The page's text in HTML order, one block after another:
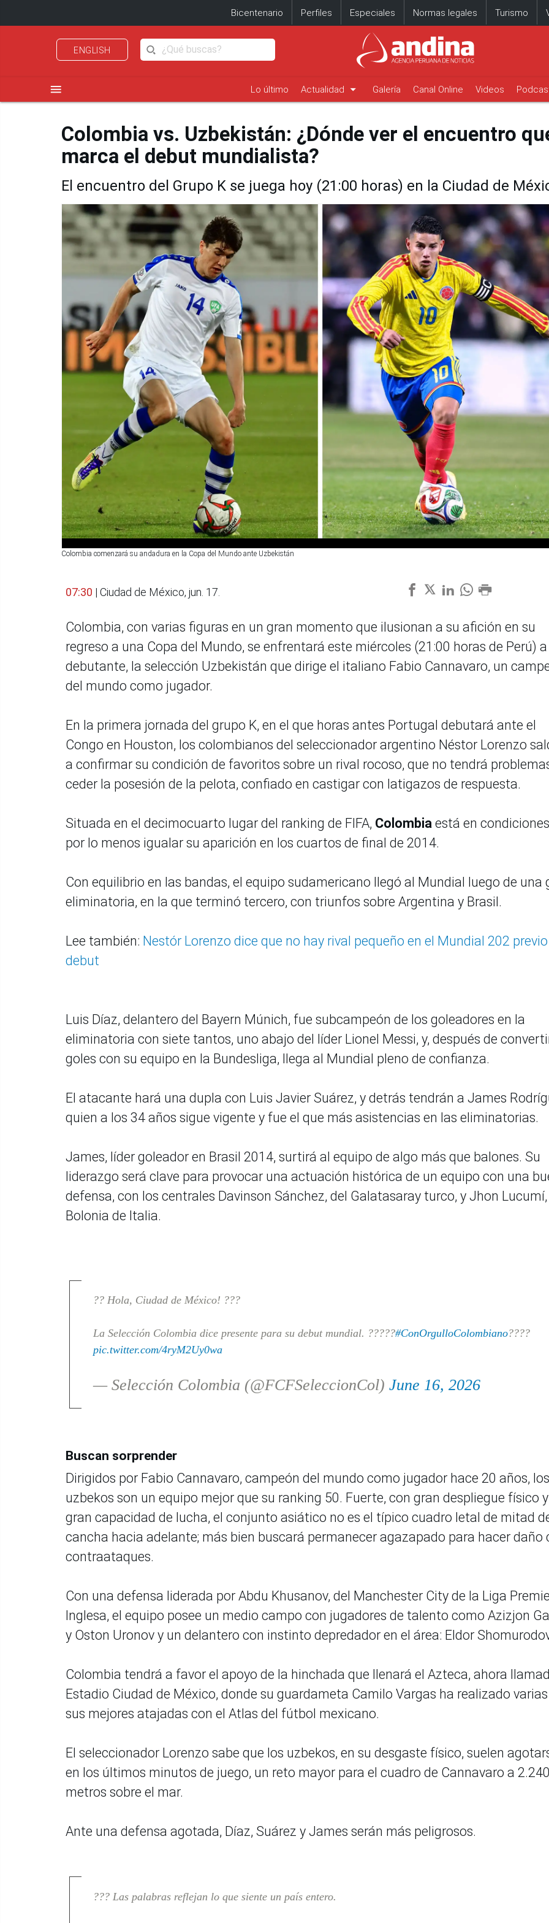
Bicentenario Perfiles Especiales Normas legales Turismo
ENGLISH
menu Lo último Actualidad arrow_drop_down Galería Canal Online Videos
Colombia vs. Uzbekistán: ¿Dónde ver el encuentro
marca el debut mundialista?
El encuentro del Grupo K se juega hoy (21:00 horas) en la Ciudad de
Colombia comenzará su andadura en la Copa del Mundo ante Uzbekistán
07:30 | Ciudad de México, jun. 17.
Colombia, con varias figuras en un gran momento que ilusionan a su afición en su
regreso a una Copa del Mundo, se enfrentará este miércoles (21:00 horas de Perú)
debutante, la selección Uzbekistán que dirige el italiano Fabio Cannavaro, un
del mundo como jugador.
En la primera jornada del grupo K, en el que horas antes Portugal debutará ante el
Congo en Houston, los colombianos del seleccionador argentino Néstor Lorenzo
a confirmar su condición de favoritos sobre un rival rocoso, que no tendrá
ceder la posesión de la pelota, confiado en castigar con latigazos de respuesta.
Situada en el decimocuarto lugar del ranking de FIFA, Colombia está en
por lo menos igualar su aparición en los cuartos de final de 2014.
Con equilibrio en las bandas, el equipo sudamericano llegó al Mundial luego de una
eliminatoria, en la que terminó tercero, con triunfos sobre Argentina y Brasil.
Lee también: Nestór Lorenzo dice que no hay rival pequeño en el Mundial 202
debut
Luis Díaz, delantero del Bayern Múnich, fue subcampeón de los goleadores en la
eliminatoria con siete tantos, uno abajo del líder Lionel Messi, y, después de
goles con su equipo en la Bundesliga, llega al Mundial pleno de confianza.
El atacante hará una dupla con Luis Javier Suárez, y detrás tendrán a James
quien a los 34 años sigue vigente y fue el que más asistencias en las eliminatorias.
James, líder goleador en Brasil 2014, surtirá al equipo de algo más que balones. Su
liderazgo será clave para provocar una actuación histórica de un equipo con una
defensa, con los centrales Davinson Sánchez, del Galatasaray turco, y Jhon Lucumí,
Bolonia de Italia.
?? Hola, Ciudad de México! ???
La Selección Colombia dice presente para su debut mundial. ?????#ConOrgulloColombiano????
pic.twitter.com/4ryM2Uy0wa
— Selección Colombia (@FCFSeleccionCol) June 16, 2026
Buscan sorprender
Dirigidos por Fabio Cannavaro, campeón del mundo como jugador hace 20 años, los
uzbekos son un equipo mejor que su ranking 50. Fuerte, con gran despliegue físico
gran capacidad de lucha, el conjunto asiático no es el típico cuadro letal de mitad
cancha hacia adelante; más bien buscará permanecer agazapado para hacer daño
contraataques.
Con una defensa liderada por Abdu Khusanov, del Manchester City de la Liga
Inglesa, el equipo posee un medio campo con jugadores de talento como Azizjon
y Oston Uronov y un delantero con instinto depredador en el área: Eldor
Colombia tendrá a favor el apoyo de la hinchada que llenará el Azteca, ahora
Estadio Ciudad de México, donde su guardameta Camilo Vargas ha realizado
sus mejores atajadas con el Atlas del fútbol mexicano.
El seleccionador Lorenzo sabe que los uzbekos, en su desgaste físico, suelen
en los últimos minutos de juego, un reto mayor para el cuadro de Cannavaro a 2.240
metros sobre el mar.
Ante una defensa agotada, Díaz, Suárez y James serán más peligrosos.
??? Las palabras reflejan lo que siente un país entero.